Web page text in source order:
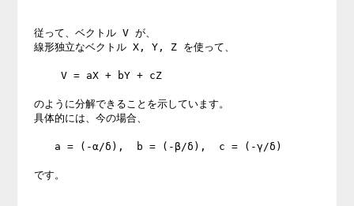
従って、ベクトル V が、
線形独立なベクトル X, Y, Z を使って、
V = aX + bY + cZ
のように分解できることを示しています。
具体的には、今の場合、
a = (-α/δ),  b = (-β/δ),  c = (-γ/δ)
です。